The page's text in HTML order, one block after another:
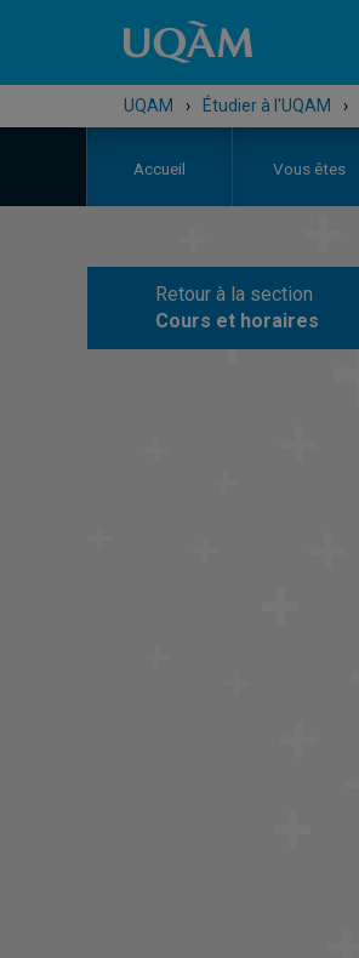
UQAM › Étudier à l'UQAM ›
Accueil Vous êtes
Retour à la section
Cours et horaires